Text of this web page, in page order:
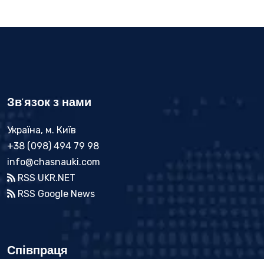
Зв'язок з нами
Україна, м. Київ
+38 (098) 494 79 98
info@chasnauki.com
RSS UKR.NET
RSS Google News
Співпраця